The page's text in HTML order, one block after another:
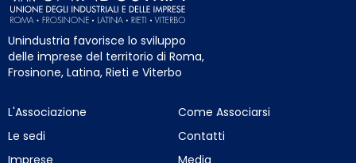
Unindustria favorisce lo sviluppo
delle imprese del territorio di Roma,
Frosinone, Latina, Rieti e Viterbo
L'Associazione
Le sedi
Come Associarsi
Contatti